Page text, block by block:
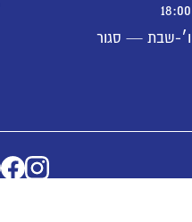
18:00
ו׳-שבת — סגור